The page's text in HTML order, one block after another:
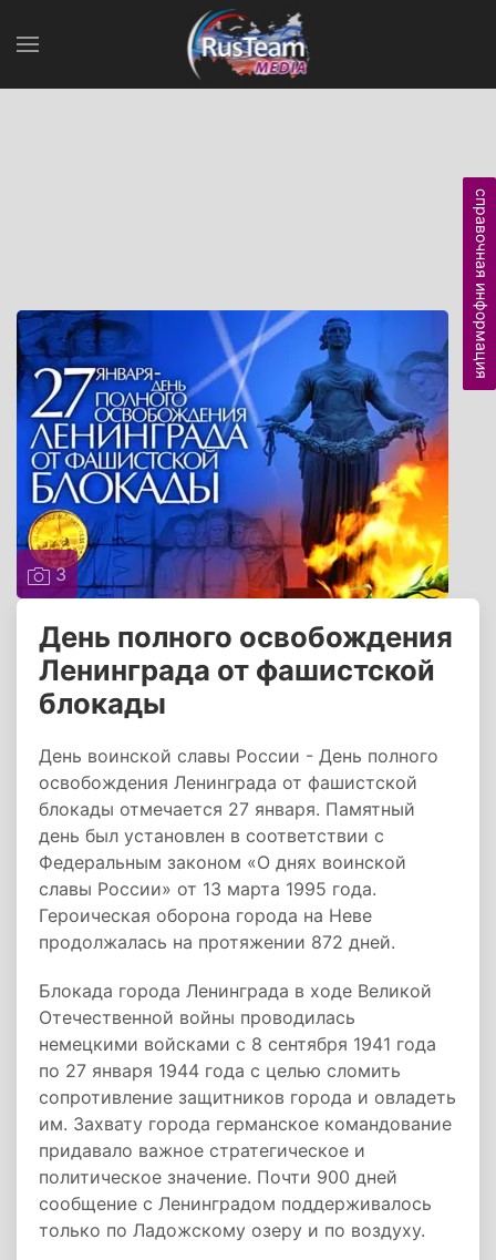
3
День полного освобождения
Ленинграда от фашистской
блокады
День воинской славы России - День полного
освобождения Ленинграда от фашистской
блокады отмечается 27 января. Памятный
день был установлен в соответствии с
Федеральным законом «О днях воинской
славы России» от 13 марта 1995 года.
Героическая оборона города на Неве
продолжалась на протяжении 872 дней.
Блокада города Ленинграда в ходе Великой
Отечественной войны проводилась
немецкими войсками с 8 сентября 1941 года
по 27 января 1944 года с целью сломить
сопротивление защитников города и овладеть
им. Захвату города германское командование
придавало важное стратегическое и
политическое значение. Почти 900 дней
сообщение с Ленинградом поддерживалось
только по Ладожскому озеру и по воздуху.
справочная информация